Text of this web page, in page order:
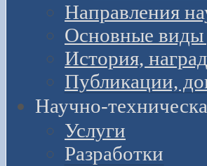
Направления
Основные виды
История,
Публикации,
Научно-
Услуги
Разработки